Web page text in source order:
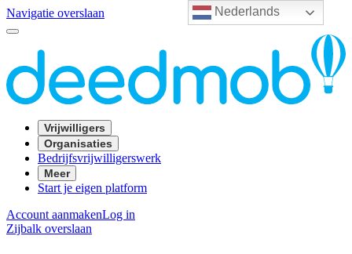
Nederlands
Navigatie overslaan
Vrijwilligers
Organisaties
Bedrijfsvrijwilligerswerk
Meer
Start je eigen platform
Account aanmakenLog in
Zijbalk overslaan